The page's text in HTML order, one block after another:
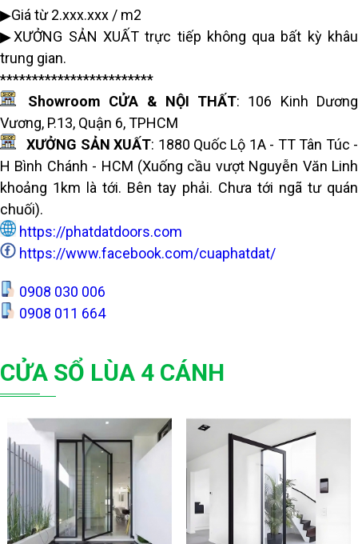
▶Giá từ 2.xxx.xxx / m2
▶XƯỞNG SẢN XUẤT trực tiếp không qua bất kỳ khâu
trung gian.
************************
Showroom CỬA & NỘI THẤT: 106 Kinh Dương
Vương, P.13, Quận 6, TPHCM
XƯỞNG SẢN XUẤT: 1880 Quốc Lộ 1A - TT Tân Túc -
H Bình Chánh - HCM (Xuống cầu vượt Nguyễn Văn Linh
khoảng 1km là tới. Bên tay phải. Chưa tới ngã tư quán
chuối).
https://phatdatdoors.com
https://www.facebook.com/cuaphatdat/
0908 030 006
0908 011 664
CỬA SỔ LÙA 4 CÁNH